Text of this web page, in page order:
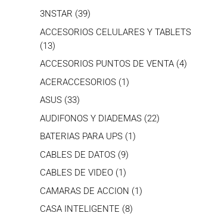
3NSTAR 3939
productos
ACCESORIOS CELULARES Y TABLETS
1313
productos
ACCESORIOS PUNTOS DE VENTA 44
ACERACCESORIOS 11
ASUS 3333
productos
AUDIFONOS Y DIADEMAS 2222
BATERIAS PARA UPS 11
CABLES DE DATOS 99
CABLES DE VIDEO 11
producto
CAMARAS DE ACCION 11
CASA INTELIGENTE 88